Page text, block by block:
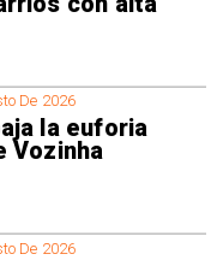
De 2026
la euforia
Vozinha
De 2026